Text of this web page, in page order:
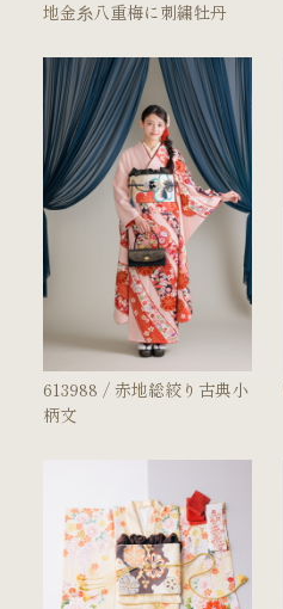
地金糸八重梅に刺繍牡丹
613988 / 赤地総絞り古典小
柄文